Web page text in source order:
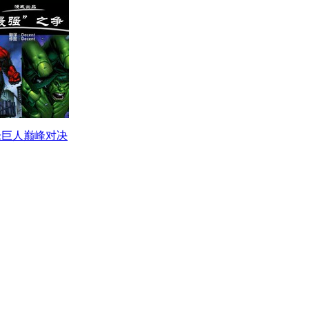
人巅峰对决